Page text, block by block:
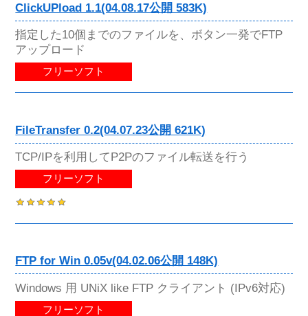
ClickUPload 1.1(04.08.17公開 583K)
指定した10個までのファイルを、ボタン一発でFTP
アップロード
フリーソフト
FileTransfer 0.2(04.07.23公開 621K)
TCP/IPを利用してP2Pのファイル転送を行う
フリーソフト
FTP for Win 0.05v(04.02.06公開 148K)
Windows 用 UNiX like FTP クライアント (IPv6対応)
フリーソフト